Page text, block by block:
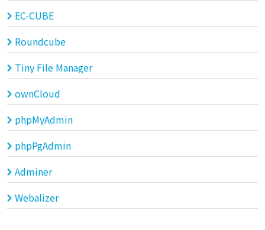
EC-CUBE
Roundcube
Tiny File Manager
ownCloud
phpMyAdmin
phpPgAdmin
Adminer
Webalizer